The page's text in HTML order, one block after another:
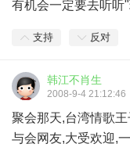
有机会一定要去听听
支持 反对
韩江不肖生
2008-9-4 21:12:46
聚会那天,台湾情歌
与会网友,大受欢迎,